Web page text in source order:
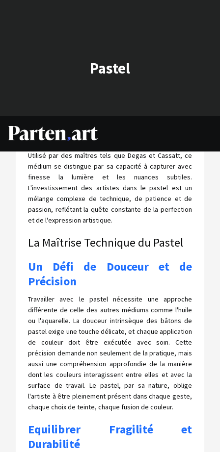
Pastel
Le pastel, avec ses couleurs intenses et sa texture
Utilisé par des maîtres tels que Degas et Cassatt, ce
médium se distingue par sa capacité à capturer avec
finesse la lumière et les nuances subtiles.
L'investissement des artistes dans le pastel est un
mélange complexe de technique, de patience et de
passion, reflétant la quête constante de la perfection
et de l'expression artistique.
La Maîtrise Technique du Pastel
Un Défi de Douceur et de
Précision
Travailler avec le pastel nécessite une approche
différente de celle des autres médiums comme l'huile
ou l'aquarelle. La douceur intrinsèque des bâtons de
pastel exige une touche délicate, et chaque application
de couleur doit être exécutée avec soin. Cette
précision demande non seulement de la pratique, mais
aussi une compréhension approfondie de la manière
dont les couleurs interagissent entre elles et avec la
surface de travail. Le pastel, par sa nature, oblige
l'artiste à être pleinement présent dans chaque geste,
chaque choix de teinte, chaque fusion de couleur.
Equilibrer Fragilité et
Durabilité